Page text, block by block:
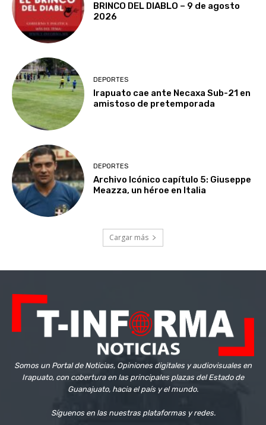
BRINCO DEL DIABLO – 9 de agosto
2026
DEPORTES
Irapuato cae ante Necaxa Sub-21 en
amistoso de pretemporada
DEPORTES
Archivo Icónico capítulo 5: Giuseppe
Meazza, un héroe en Italia
Cargar más
Somos un Portal de Noticias, Opiniones digitales y audiovisuales en
Irapuato, con cobertura en las principales plazas del Estado de
Guanajuato, hacia el país y el mundo.
Síguenos en las nuestras plataformas y redes.